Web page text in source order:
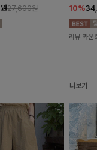
원27,600원 10%
리뷰 카운
더보기